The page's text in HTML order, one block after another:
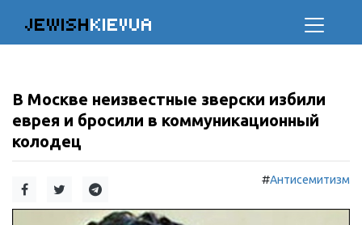
JEWISHKIEVUA
В Москве неизвестные зверски избили
еврея и бросили в коммуникационный
колодец
#Антисемитизм